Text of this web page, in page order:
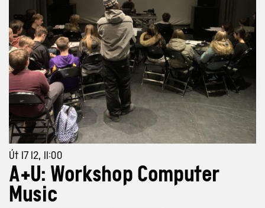
Út 17 12, 11:00
A+U: Workshop Computer
Music